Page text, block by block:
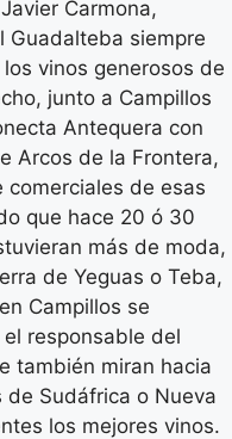
Carmona,
Guadalteba siempre
vinos generosos de
junto a Campillos
Antequera con
Arcos de la Frontera,
comerciales de esas
que hace 20 ó 30
más de moda,
de Yeguas o Teba,
Campillos se
el responsable del
también miran hacia
Sudáfrica o Nueva
los mejores vinos.